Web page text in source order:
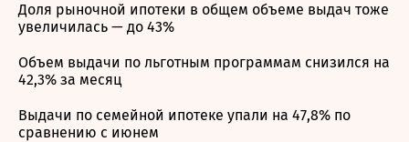
Доля рыночной ипотеки в общем объеме выдач тоже
увеличилась — до 43%
Объем выдачи по льготным программам снизился на
42,3% за месяц
Выдачи по семейной ипотеке упали на 47,8% по
сравнению с июнем